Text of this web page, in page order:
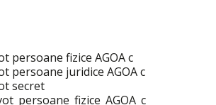
persoane fizice AGOA c
persoane juridice AGOA c
secret